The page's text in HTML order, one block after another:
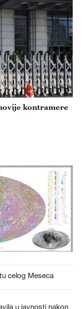
kontramere
celog Meseca
u javnosti nakon